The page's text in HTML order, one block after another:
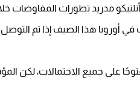
مدريد تطورات المفاوضات
أوروبا هذا الصيف إذا تم التوصل
على جميع الاحتمالات، لكن